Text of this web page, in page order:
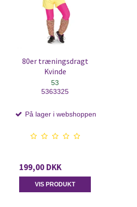
80er træningsdragt
Kvinde
53
5363325
På lager i webshoppen
199,00 DKK
VIS PRODUKT